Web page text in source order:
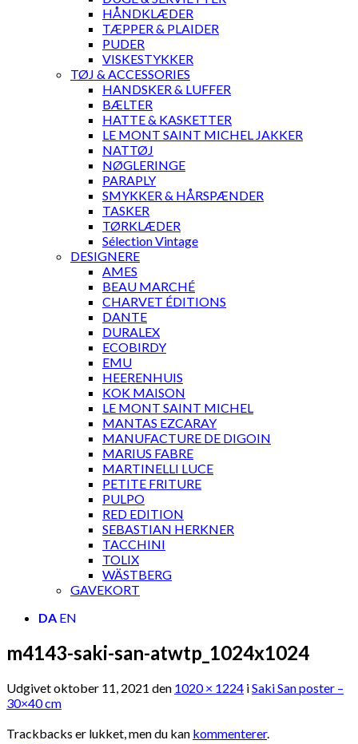
HÅNDKLÆDER
TÆPPER & PLAIDER
PUDER
VISKESTYKKER
TØJ & ACCESSORIES
HANDSKER & LUFFER
BÆLTER
HATTE & KASKETTER
LE MONT SAINT MICHEL JAKKER
NATTØJ
NØGLERINGE
PARAPLY
SMYKKER & HÅRSPÆNDER
TASKER
TØRKLÆDER
Sélection Vintage
DESIGNERE
AMES
BEAU MARCHÉ
CHARVET ÉDITIONS
DANTE
DURALEX
ECOBIRDY
EMU
HEERENHUIS
KOK MAISON
LE MONT SAINT MICHEL
MANTAS EZCARAY
MANUFACTURE DE DIGOIN
MARIUS FABRE
MARTINELLI LUCE
PETITE FRITURE
PULPO
RED EDITION
SEBASTIAN HERKNER
TACCHINI
TOLIX
WÄSTBERG
GAVEKORT
DA EN
m4143-saki-san-atwtp_1024x1024
Udgivetoktober 11, 2021 den 1020 × 1224 iSaki San poster –
30×40 cm
Trackbacks er lukket, men du kan kommenterer.